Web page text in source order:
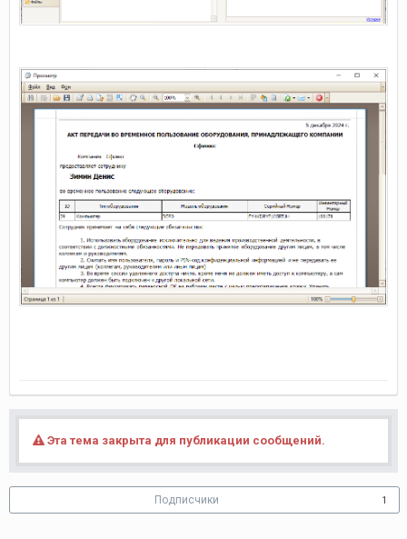
Эта тема закрыта для публикации сообщений.
Подписчики 1